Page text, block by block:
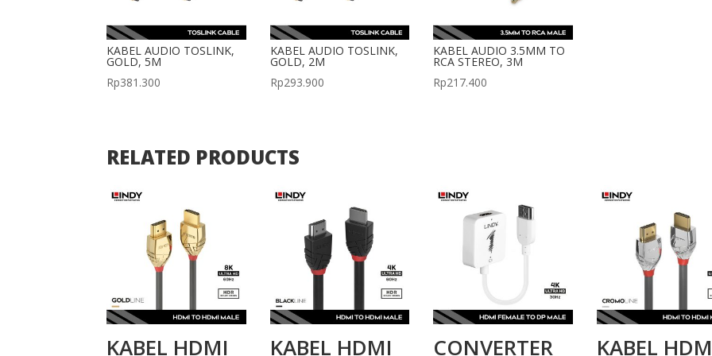
KABEL AUDIO TOSLINK,
GOLD, 5M
Rp381.300
KABEL AUDIO TOSLINK,
GOLD, 2M
Rp293.900
KABEL AUDIO 3.5MM TO
RCA STEREO, 3M
Rp217.400
RELATED PRODUCTS
KABEL HDMI KABEL HDMI CONVERTER KABEL